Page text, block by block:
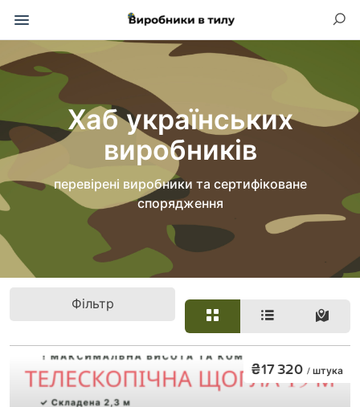
Хаб українських
виробників
перевірені виробники та сертифіковане
спорядження
Фільтр
₴17 320 / штука